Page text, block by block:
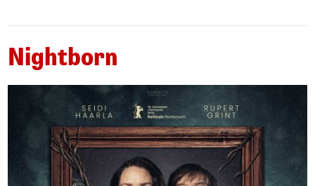
Nightborn